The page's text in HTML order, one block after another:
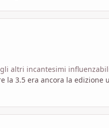
altri incantesimi
la 3.5 era ancora la edizione